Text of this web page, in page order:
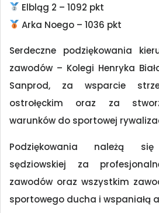
Elbląg 2 – 1092 pkt
Arka Noego – 1036 pkt
Serdeczne podziękowania
zawodów – Kolegi Henryka
Sanprod, za wsparcie
ostrołęckim oraz za
warunków do sportowej
Podziękowania należą
sędziowskiej za
zawodów oraz wszystkim
sportowego ducha i wspaniałą